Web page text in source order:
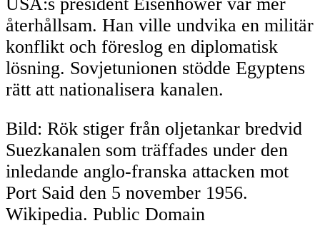
återhållsam. Han ville undvika en militär
konflikt och föreslog en diplomatisk
lösning. Sovjetunionen stödde Egyptens
rätt att nationalisera kanalen.
Bild: Rök stiger från oljetankar bredvid
Suezkanalen som träffades under den
inledande anglo-franska attacken mot
Port Said den 5 november 1956.
Wikipedia. Public Domain